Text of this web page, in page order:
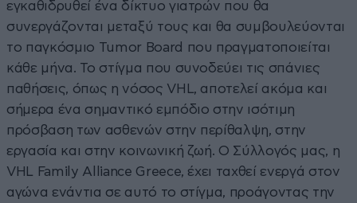
εγκαθιδρυθεί ένα δίκτυο γιατρών που θα
συνεργάζονται μεταξύ τους και θα συμβουλεύονται
το παγκόσμιο Tumor Board που πραγματοποιείται
κάθε μήνα. Το στίγμα που συνοδεύει τις σπάνιες
παθήσεις, όπως η νόσος VHL, αποτελεί ακόμα και
σήμερα ένα σημαντικό εμπόδιο στην ισότιμη
πρόσβαση των ασθενών στην περίθαλψη, στην
εργασία και στην κοινωνική ζωή. Ο Σύλλογός μας, η
VHL Family Alliance Greece, έχει ταχθεί ενεργά στον
αγώνα ενάντια σε αυτό το στίγμα, προάγοντας την